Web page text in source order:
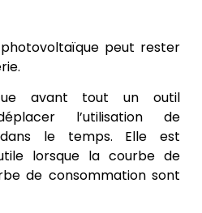
peut rester
avant tout un outil
l’utilisation de
dans le temps. Elle est
lorsque la courbe de
de consommation sont